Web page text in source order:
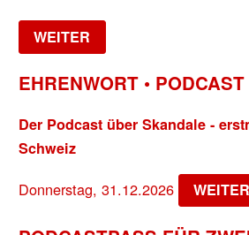
WEITER
EHRENWORT • PODCAST
Der Podcast über Skandale -
Schweiz
Donnerstag, 31.12.2026 WEITER